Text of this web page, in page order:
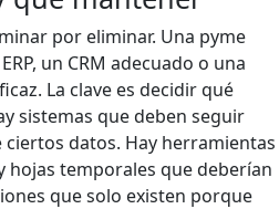
por eliminar. Una pyme
un CRM adecuado o una
La clave es decidir qué
sistemas que deben seguir
datos. Hay herramientas
hojas temporales que deberían
que solo existen porque